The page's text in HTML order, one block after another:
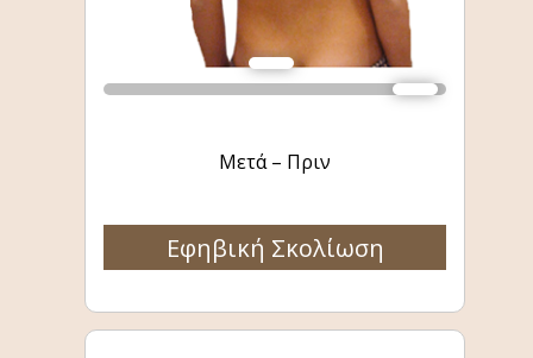
Μετά – Πριν
Εφηβική Σκολίωση